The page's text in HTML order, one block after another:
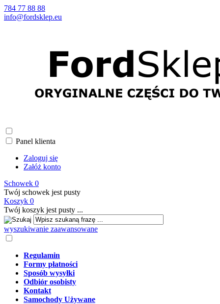
784 77 88 88
info@fordsklep.eu
Panel klienta
Zaloguj się
Załóż konto
Schowek 0
Twój schowek jest pusty
Koszyk 0
Twój koszyk jest pusty ...
wyszukiwanie zaawansowane
Regulamin
Formy płatności
Sposób wysyłki
Odbiór osobisty
Kontakt
Samochody Używane